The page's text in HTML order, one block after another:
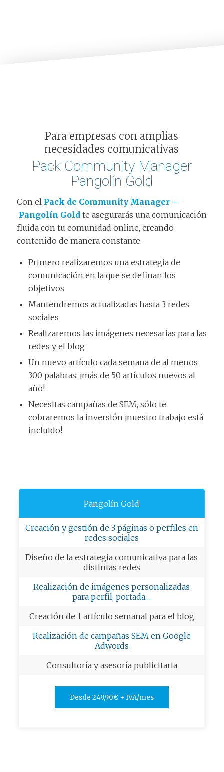
Para empresas con amplias
necesidades comunicativas
Pack Community Manager
Pangolín Gold
Con el Pack de Community Manager –
Pangolín Goldte asegurarás una comunicación
fluida con tu comunidad online, creando
contenido de manera constante.
Primero realizaremos una estrategia de
comunicación en la que se definan los
objetivos
Mantendremos actualizadas hasta 3 redes
sociales
Realizaremos las imágenes necesarias para las
redes y el blog
Un nuevo artículo cada semana de al menos
300 palabras: ¡más de 50 artículos nuevos al
año!
Necesitas campañas de SEM, sólo te
cobraremos la inversión ¡nuestro trabajo está
incluido!
Pangolín Gold
Creación y gestión de 3 páginas o perfiles en
redes sociales
Diseño de la estrategia comunicativa para las
distintas redes
Realización de imágenes personalizadas
para perfil, portada…
Creación de 1 artículo semanal para el blog
Realización de campañas SEM en Google
Adwords
Consultoría y asesoría publicitaria
Desde 249,90€ + IVA/mes